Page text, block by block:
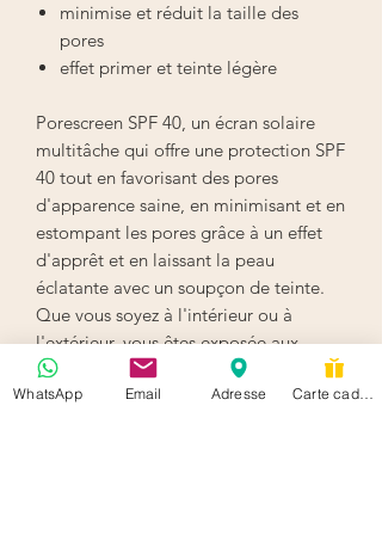
minimise et réduit la taille des
pores
effet primer et teinte légère
Porescreen SPF 40, un écran solaire
multitâche qui offre une protection SPF
40 tout en favorisant des pores
d'apparence saine, en minimisant et en
estompant les pores grâce à un effet
d'apprêt et en laissant la peau
éclatante avec un soupçon de teinte.
Que vous soyez à l'intérieur ou à
l'extérieur, vous êtes exposée aux
rayons UV tous les jours. Porescreen
SPF 40 protège contre les rayons UVA
WhatsApp Email Adresse Carte cadeau